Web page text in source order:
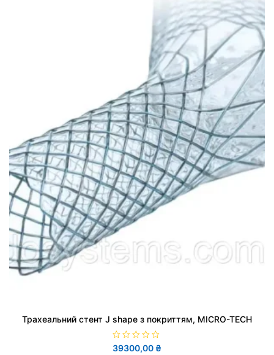
Трахеальний стент J shape з покриттям, MICRO-TECH
О
ц
39300,00 ₴